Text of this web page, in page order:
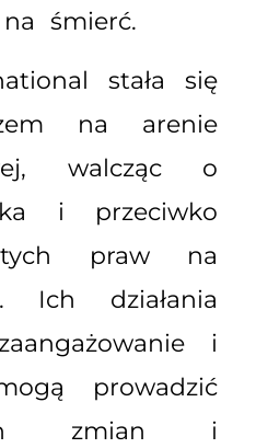
śmierć.
stała się
na arenie
walcząc o
i przeciwko
tych praw na
Ich działania
i
prowadzić
zmian i